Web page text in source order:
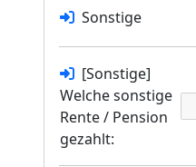
Sonstige
[Sonstige]
Welche sonstige
Rente / Pension
gezahlt: